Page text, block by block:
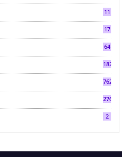
11
17
64
182
7624
2763
2